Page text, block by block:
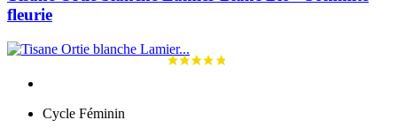
fleurie
Cycle Féminin